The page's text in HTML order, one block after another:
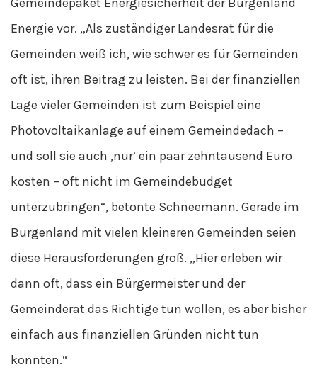
Energie vor. „Als zuständiger Landesrat für die
Gemeinden weiß ich, wie schwer es für Gemeinden
oft ist, ihren Beitrag zu leisten. Bei der finanziellen
Lage vieler Gemeinden ist zum Beispiel eine
Photovoltaikanlage auf einem Gemeindedach –
und soll sie auch ‚nur‘ ein paar zehntausend Euro
kosten – oft nicht im Gemeindebudget
unterzubringen“, betonte Schneemann. Gerade im
Burgenland mit vielen kleineren Gemeinden seien
diese Herausforderungen groß. „Hier erleben wir
dann oft, dass ein Bürgermeister und der
Gemeinderat das Richtige tun wollen, es aber bisher
einfach aus finanziellen Gründen nicht tun
konnten.“